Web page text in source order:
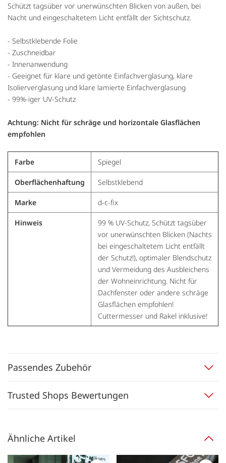
Schützt tagsüber vor unerwünschten Blicken von außen, bei
Nacht und eingeschaltetem Licht entfällt der Sichtschutz.
- Selbstklebende Folie
- Zuschneidbar
- Innenanwendung
- Geeignet für klare und getönte Einfachverglasung, klare
Isolierverglasung und klare lamierte Einfachverglasung
- 99%-iger UV-Schutz
Achtung: Nicht für schräge und horizontale Glasflächen
empfohlen
Farbe Spiegel
Oberflächenhaftung Selbstklebend
Marke d-c-fix
Hinweis
99 % UV-Schutz, Schützt tagsüber
vor unerwünschten Blicken (Nachts
bei eingeschaltetem Licht entfällt
der Schutz!), optimaler Blendschutz
und Vermeidung des Ausbleichens
der Wohneinrichtung. Nicht für
Dachfenster oder andere schräge
Glasflächen empfohlen!
Cuttermesser und Rakel inklusive!
Passendes Zubehör
Trusted Shops Bewertungen
Ähnliche Artikel